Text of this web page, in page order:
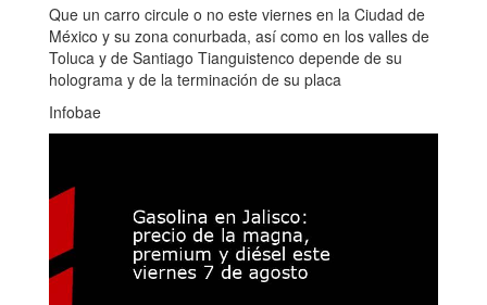
Que un carro circule o no este viernes en la Ciudad de
México y su zona conurbada, así como en los valles de
Toluca y de Santiago Tianguistenco depende de su
holograma y de la terminación de su placa
Infobae